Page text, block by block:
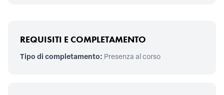
REQUISITI E COMPLETAMENTO
Tipo di completamento: Presenza al corso